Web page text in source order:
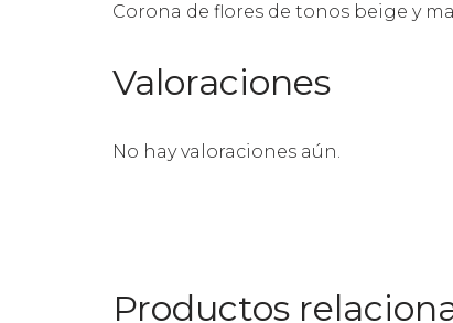
Corona de flores de tonos beige y
Valoraciones
No hay valoraciones aún.
Productos